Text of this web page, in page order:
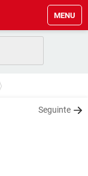
MENU
Seguinte